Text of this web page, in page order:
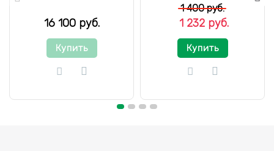
16 100 руб.
Купить
1 400 руб.
1 232 руб.
Купить